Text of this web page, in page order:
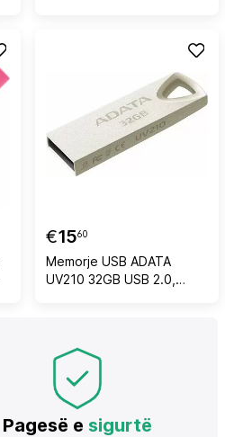
€1560
Memorje USB ADATA
UV210 32GB USB 2.0,
Pagesë e sigurtë